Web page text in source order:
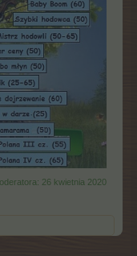
26 kwietnia 2020